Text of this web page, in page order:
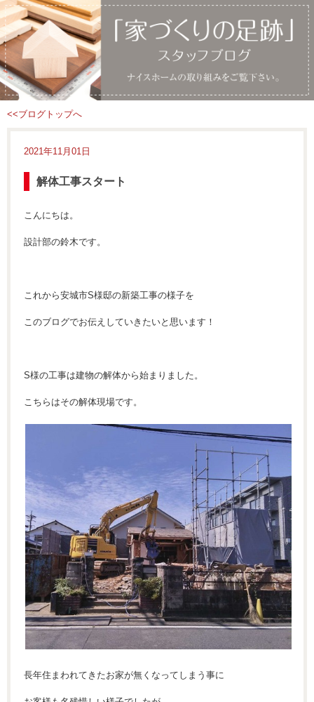
<<ブログトップへ
2021年11月01日
解体工事スタート
こんにちは。
設計部の鈴木です。
これから安城市S様邸の新築工事の様子を
このブログでお伝えしていきたいと思います！
S様の工事は建物の解体から始まりました。
こちらはその解体現場です。
長年住まわれてきたお家が無くなってしまう事に